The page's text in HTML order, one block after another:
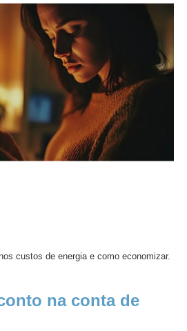
custos de energia e como economizar.
na conta de